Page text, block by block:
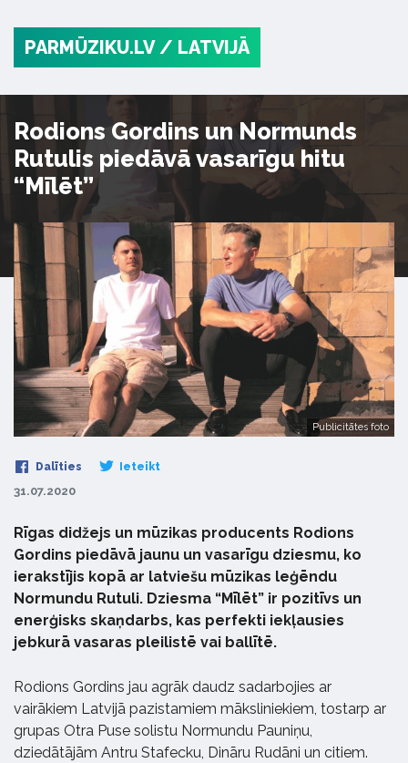
PARMŪZIKU.LV / LATVIJĀ
Rodions Gordins un Normunds
Rutulis piedāvā vasarīgu hitu
“Mīlēt”
Publicitātes foto
Dalīties Ieteikt
31.07.2020
Rīgas didžejs un mūzikas producents Rodions
Gordins piedāvā jaunu un vasarīgu dziesmu, ko
ierakstījis kopā ar latviešu mūzikas leģēndu
Normundu Rutuli. Dziesma “Mīlēt” ir pozitīvs un
enerģisks skaņdarbs, kas perfekti iekļausies
jebkurā vasaras pleilistē vai ballītē.
Rodions Gordins jau agrāk daudz sadarbojies ar
vairākiem Latvijā pazistamiem māksliniekiem, tostarp ar
grupas Otra Puse solistu Normundu Pauniņu,
dziedātājām Antru Stafecku, Dināru Rudāni un citiem.